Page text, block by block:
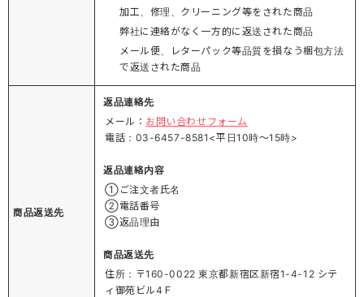
加工、修理、クリーニング等をされた商品
弊社に連絡がなく一方的に返送された商品
メール便、レターパック等品質を損なう梱包方法
で返送された商品
商品返送先
返品連絡先
メール： お問い合わせフォーム
電話：03-6457-8581<平日10時～15時>
返品連絡内容
①ご注文者氏名
②電話番号
③返品理由
商品返送先
住所：〒160-0022 東京都新宿区新宿1-4-12 シテ
ィ御苑ビル4Ｆ